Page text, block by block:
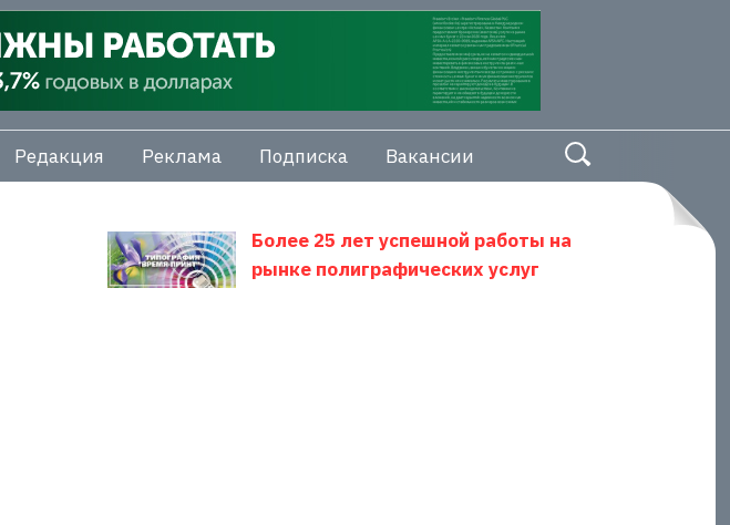
Редакция Реклама Подписка Вакансии
Более 25 лет успешной работы на
рынке полиграфических услуг